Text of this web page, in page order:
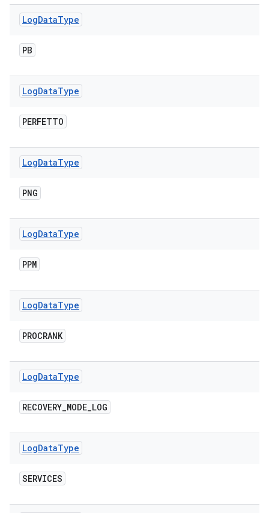
LogDataType
PB
LogDataType
PERFETTO
LogDataType
PNG
LogDataType
PPM
LogDataType
PROCRANK
LogDataType
RECOVERY_MODE_LOG
LogDataType
SERVICES